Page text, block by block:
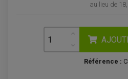
BOUCHON DE RÉSERVOIR QUAD
KIT POIGNÉE DE GAZ QUAD
POIGNÉE QUAD
PROTÈGE-MAINS
PONTETS / REHAUSSES DE
REPOSE PIED QUAD
au lieu de
Référence :